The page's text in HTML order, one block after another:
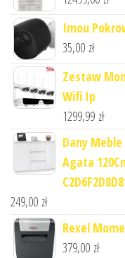
Imou
35,00 zł
Zestaw
Wifi Ip
1299,99 zł
Dany
Agata
249,00 zł
Rexel
379,00 zł